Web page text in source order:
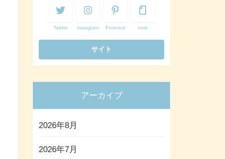
Twitter instagram Pinterest note
アーカイブ
2026年8月
2026年7月